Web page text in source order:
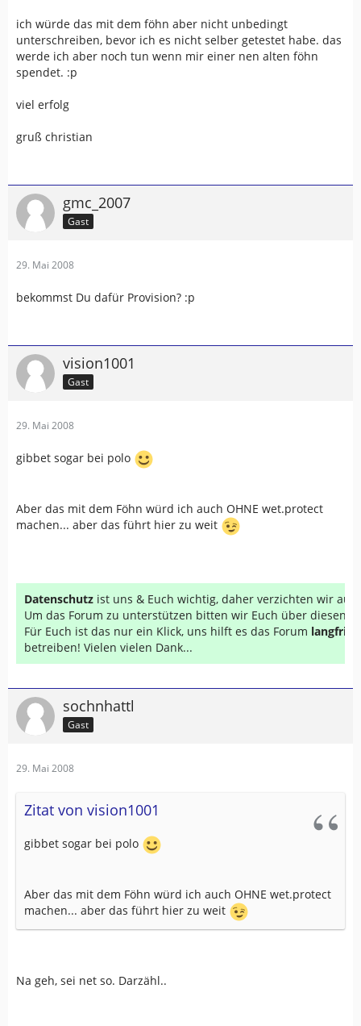
ich würde das mit dem föhn aber nicht unbedingt
unterschreiben, bevor ich es nicht selber getestet habe. das
werde ich aber noch tun wenn mir einer nen alten föhn
spendet. :p
viel erfolg
gruß christian
gmc_2007
Gast
29. Mai 2008
bekommst Du dafür Provision? :p
vision1001
Gast
29. Mai 2008
gibbet sogar bei polo
Aber das mit dem Föhn würd ich auch OHNE wet.protect
machen... aber das führt hier zu weit
Datenschutz ist uns & Euch wichtig, daher verzichten wir auf
Um das Forum zu unterstützen bitten wir Euch über diesen
Für Euch ist das nur ein Klick, uns hilft es das Forum
betreiben! Vielen vielen Dank...
sochnhattl
Gast
29. Mai 2008
Zitat von vision1001
gibbet sogar bei polo
Aber das mit dem Föhn würd ich auch OHNE wet.protect
machen... aber das führt hier zu weit
Na geh, sei net so. Darzähl..